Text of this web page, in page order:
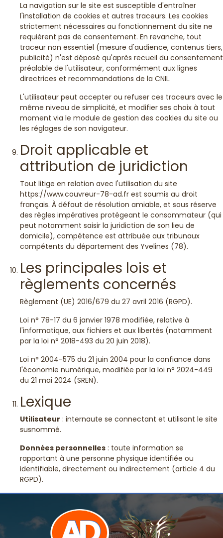
La navigation sur le site est susceptible d'entraîner
l'installation de cookies et autres traceurs. Les cookies
strictement nécessaires au fonctionnement du site ne
requièrent pas de consentement. En revanche, tout
traceur non essentiel (mesure d'audience, contenus tiers,
publicité) n'est déposé qu'après recueil du consentement
préalable de l'utilisateur, conformément aux lignes
directrices et recommandations de la CNIL.
L'utilisateur peut accepter ou refuser ces traceurs avec le
même niveau de simplicité, et modifier ses choix à tout
moment via le module de gestion des cookies du site ou
les réglages de son navigateur.
Droit applicable et
attribution de juridiction
Tout litige en relation avec l'utilisation du site
https://www.couvreur-78-ad.fr est soumis au droit
français. À défaut de résolution amiable, et sous réserve
des règles impératives protégeant le consommateur (qui
peut notamment saisir la juridiction de son lieu de
domicile), compétence est attribuée aux tribunaux
compétents du département des Yvelines (78).
Les principales lois et
règlements concernés
Règlement (UE) 2016/679 du 27 avril 2016 (RGPD).
Loi n° 78-17 du 6 janvier 1978 modifiée, relative à
l'informatique, aux fichiers et aux libertés (notamment
par la loi n° 2018-493 du 20 juin 2018).
Loi n° 2004-575 du 21 juin 2004 pour la confiance dans
l'économie numérique, modifiée par la loi n° 2024-449
du 21 mai 2024 (SREN).
Lexique
Utilisateur : internaute se connectant et utilisant le site
susnommé.
Données personnelles : toute information se
rapportant à une personne physique identifiée ou
identifiable, directement ou indirectement (article 4 du
RGPD).